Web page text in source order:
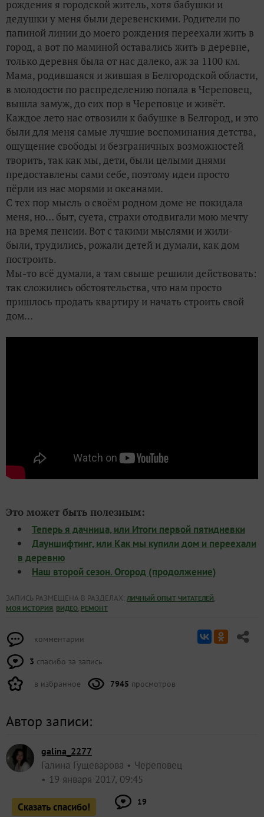
рождения я городской житель, хотя бабушки и
дедушки у меня были деревенскими. Родители по
папиной линии до моего рождения переехали жить в
город, а вот по маминой оставались жить в деревне,
только деревня была от нас далеко, аж за 1100 км.
Мама, родившаяся и жившая в Белгородской области,
в молодости по распределению попала в Череповец,
вышла замуж, до сих пор в Череповце и живёт.
Каждое лето нас отвозили к бабушке в Белгород, и это
были для меня самые лучшие воспоминания детства,
ощущение свободы и безграничных возможностей
творить, так как мы, дети, были целыми днями
предоставлены сами себе, поэтому идеи просто
пёрли из нас морями и океанами.
С тех пор мысль о своём родном доме не покидала
меня, но… быт, суета, страхи отодвигали мою мечту
на время пенсии. Вот с такими мыслями и жили-
были, трудились, рожали детей и думали, как дом
построить.
Мы-то всё думали, а там свыше решили действовать:
так сложились обстоятельства, что нам просто
пришлось продать квартиру и начать строить свой
дом…
Это может быть полезным:
Теперь я дачница, или Итоги первой пятидневки
Дауншифтинг, или Как мы купили дом и переехали
в деревню
Наш второй сезон. Огород (продолжение)
ЗАПИСЬ РАЗМЕЩЕНА В РАЗДЕЛАХ: ЛИЧНЫЙ ОПЫТ ЧИТАТЕЛЕЙ,
МОЯ ИСТОРИЯ, ВИДЕО, РЕМОНТ
комментарии
3 спасибо за запись
в избранное 7945 просмотров
Автор записи:
galina_2277
Галина Гущеварова
Череповец
19 января 2017, 09:45
Сказать спасибо! 19